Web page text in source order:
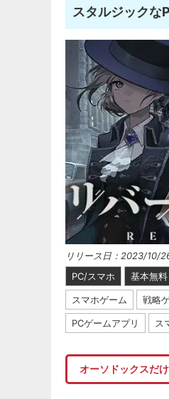
スタルジックな
リリース日：2023/10/
PC/スマホ
基本無料
スマホゲーム 戦略
PCゲームアプリ ス
オーソドックスだ